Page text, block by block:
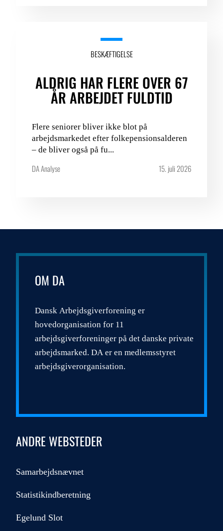
BESKÆFTIGELSE
ALDRIG HAR FLERE OVER 67
ÅR ARBEJDET FULDTID
Flere seniorer bliver ikke blot på
arbejdsmarkedet efter folkepensionsalderen
– de bliver også på fu...
DA Analyse 15. juli 2026
OM DA
Dansk Arbejdsgiverforening er
hovedorganisation for 11
arbejdsgiverforeninger på det danske private
arbejdsmarked. DA er en medlemsstyret
arbejdsgiverorganisation.
ANDRE WEBSTEDER
Samarbejdsnævnet
Statistikindberetning
Egelund Slot